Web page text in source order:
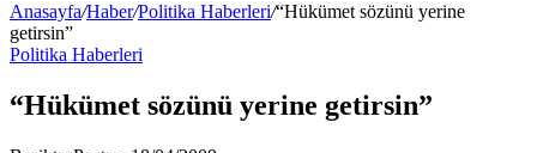
Anasayfa/Haber/Politika Haberleri/“Hükümet sözünü yerine
getirsin”
Politika Haberleri
“Hükümet sözünü yerine getirsin”